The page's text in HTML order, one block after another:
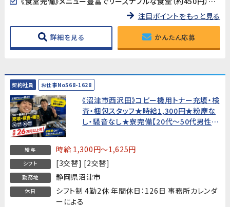
注目ポイントをもっと見る
詳細を見る かんたん応募
契約社員 お仕事No568-1628
《沼津市西沢田》コピー機用トナー充填・検
査・梱包スタッフ★時給1,300円★粉塵な
し・騒音なし★寮完備【20代〜50代男性活
給与 時給 1,300円～1,625円
シフト [3交替] [2交替]
勤務地 静岡県沼津市
休日
シフト制 4勤2休 年間休日：126日 事務所カレンダ
ーによる